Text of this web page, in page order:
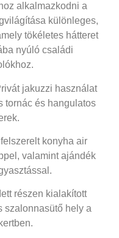
alkalmazkodni a
különleges,
tökéletes hátteret
nyúló családi
jakuzzi használat
tornác és hangulatos
konyha air
valamint ajándék
részen kialakított
szalonnasütő hely a